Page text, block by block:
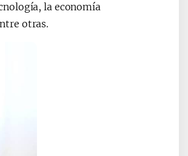
la economía
otras.